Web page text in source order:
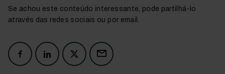
Se achou este conteúdo interessante, pode partilhá-lo
através das redes sociais ou por email.